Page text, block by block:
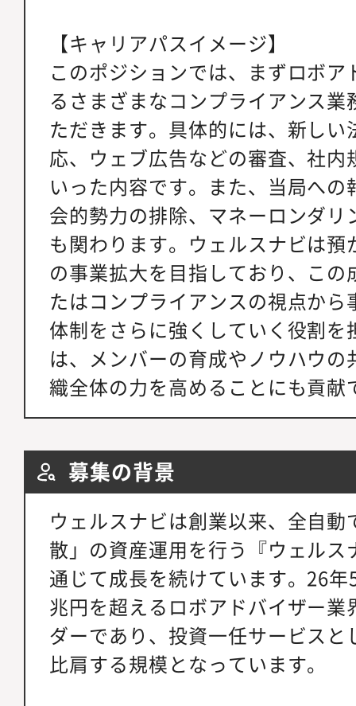
【キャリアパスイメージ】
このポジションでは、まずロボ
るさまざまなコンプライアンス
ただきます。具体的には、新し
応、ウェブ広告などの審査、社
いった内容です。また、当局へ
会的勢力の排除、マネーロンダ
も関わります。ウェルスナビは
の事業拡大を目指しており、こ
たはコンプライアンスの視点か
体制をさらに強くしていく役割
は、メンバーの育成やノウハウ
織全体の力を高めることにも貢献
募集の背景
ウェルスナビは創業以来、全自
散」の資産運用を行う『ウェル
通じて成長を続けています。26
兆円を超えるロボアドバイザー
ダーであり、投資一任サービス
比肩する規模となっています。